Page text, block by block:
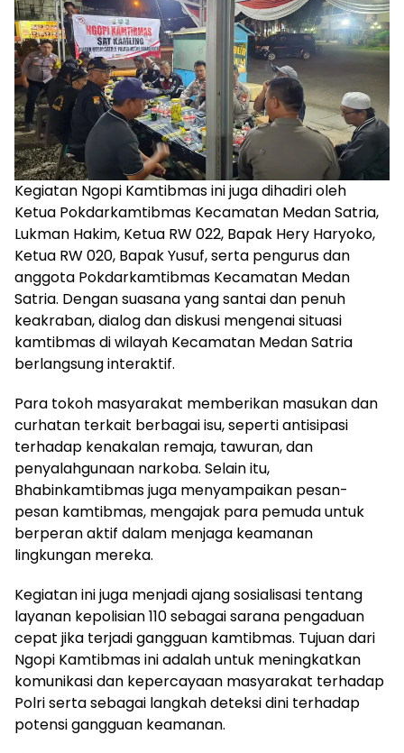
Kegiatan Ngopi Kamtibmas ini juga dihadiri oleh
Ketua Pokdarkamtibmas Kecamatan Medan Satria,
Lukman Hakim, Ketua RW 022, Bapak Hery Haryoko,
Ketua RW 020, Bapak Yusuf, serta pengurus dan
anggota Pokdarkamtibmas Kecamatan Medan
Satria. Dengan suasana yang santai dan penuh
keakraban, dialog dan diskusi mengenai situasi
kamtibmas di wilayah Kecamatan Medan Satria
berlangsung interaktif.
Para tokoh masyarakat memberikan masukan dan
curhatan terkait berbagai isu, seperti antisipasi
terhadap kenakalan remaja, tawuran, dan
penyalahgunaan narkoba. Selain itu,
Bhabinkamtibmas juga menyampaikan pesan-
pesan kamtibmas, mengajak para pemuda untuk
berperan aktif dalam menjaga keamanan
lingkungan mereka.
Kegiatan ini juga menjadi ajang sosialisasi tentang
layanan kepolisian 110 sebagai sarana pengaduan
cepat jika terjadi gangguan kamtibmas. Tujuan dari
Ngopi Kamtibmas ini adalah untuk meningkatkan
komunikasi dan kepercayaan masyarakat terhadap
Polri serta sebagai langkah deteksi dini terhadap
potensi gangguan keamanan.